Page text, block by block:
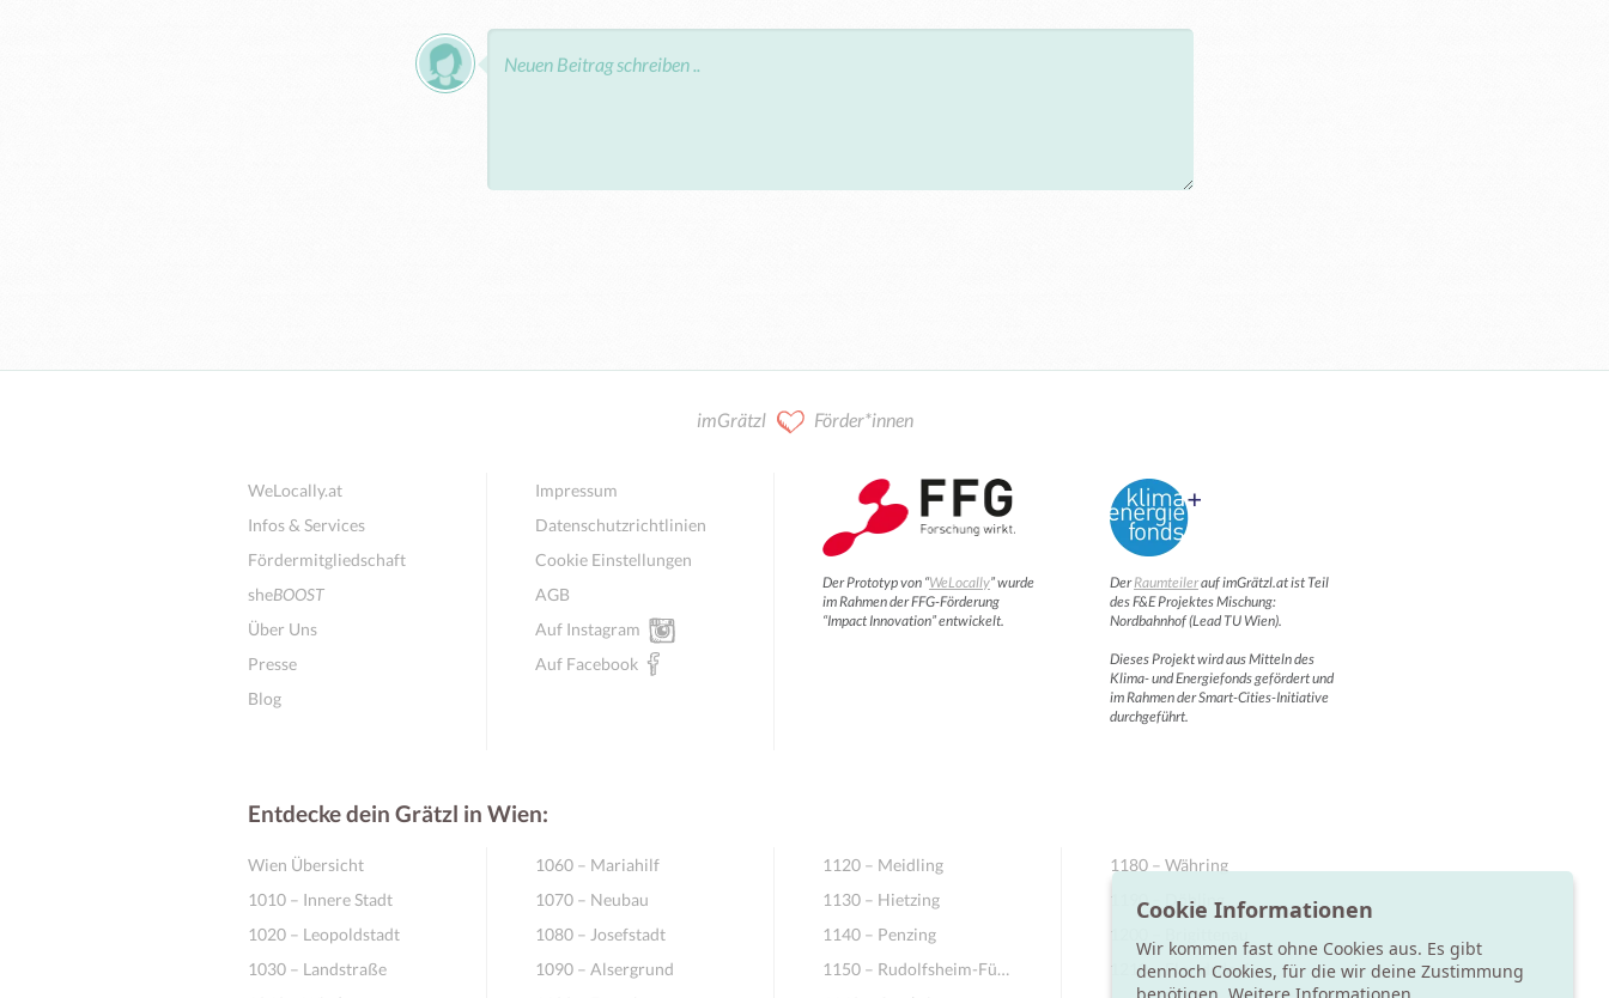
imGrätzl Förder*innen
WeLocally.at
Infos & Services
Fördermitgliedschaft
sheBOOST
Über Uns
Presse
Blog
Impressum
Datenschutzrichtlinien
Cookie Einstellungen
AGB
Auf Instagram
Auf Facebook
Der Prototyp von “WeLocally” wurde
im Rahmen der FFG-Förderung
“Impact Innovation” entwickelt.
DerRaumteilerauf imGrätzl.at ist Teil
des F&E Projektes Mischung:
Nordbahnhof (Lead TU Wien).
Dieses Projekt wird aus Mitteln des
Klima- und Energiefonds gefördert und
im Rahmen der Smart-Cities-Initiative
durchgeführt.
Entdecke dein Grätzl in Wien:
Wien Übersicht
1010 – Innere Stadt
1020 – Leopoldstadt
1030 – Landstraße
1060 – Mariahilf
1070 – Neubau
1080 – Josefstadt
1090 – Alsergrund
1120 – Meidling
1130 – Hietzing
1140 – Penzing
1150 – Rudolfsheim-Fünfhaus
1180 – Währing
1190 – Döbling
1200 – Brigittenau
1210 – Floridsdorf
Cookie Informationen
Wir kommen fast ohne Cookies aus. Es gibt
dennoch Cookies, für die wir deine Zustimmung